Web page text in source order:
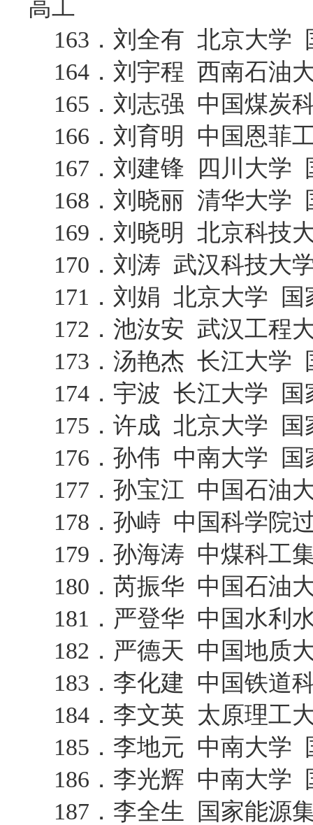
高工
163．刘全有 北京大学
164．刘宇程 西南石油
165．刘志强 中国煤炭
166．刘育明 中国恩菲
167．刘建锋 四川大学
168．刘晓丽 清华大学
169．刘晓明 北京科技
170．刘涛 武汉科技大
171．刘娟 北京大学 国
172．池汝安 武汉工程
173．汤艳杰 长江大学
174．宇波 长江大学 国
175．许成 北京大学 国
176．孙伟 中南大学 国
177．孙宝江 中国石油
178．孙峙 中国科学院
179．孙海涛 中煤科工
180．芮振华 中国石油
181．严登华 中国水利
182．严德天 中国地质
183．李化建 中国铁道
184．李文英 太原理工
185．李地元 中南大学
186．李光辉 中南大学
187．李全生 国家能源